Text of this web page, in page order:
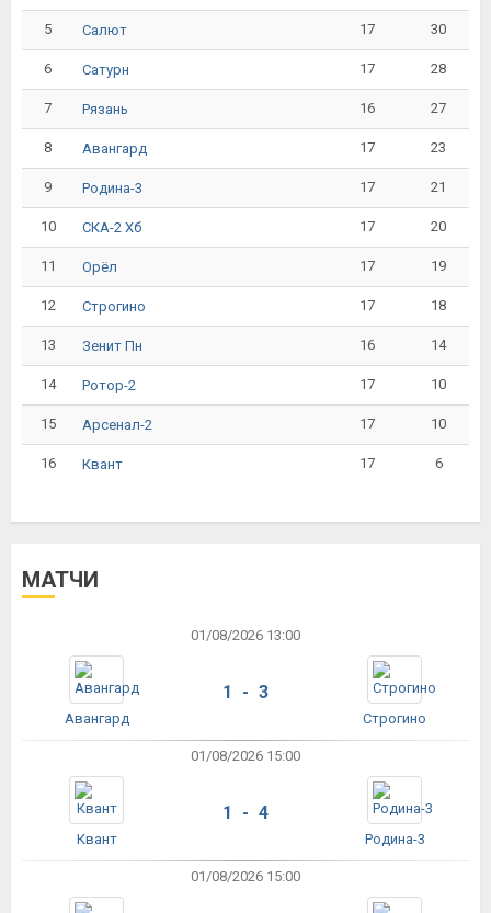
5 Салют 17 30
6 Сатурн 17 28
7 Рязань 16 27
8 Авангард 17 23
9 Родина-3 17 21
10 СКА-2 Хб 17 20
11 Орёл 17 19
12 Строгино 17 18
13 Зенит Пн 16 14
14 Ротор-2 17 10
15 Арсенал-2 17 10
16 Квант 17 6
МАТЧИ
01/08/2026 13:00
Авангард
1 - 3
Строгино
01/08/2026 15:00
Квант
1 - 4
Родина-3
01/08/2026 15:00